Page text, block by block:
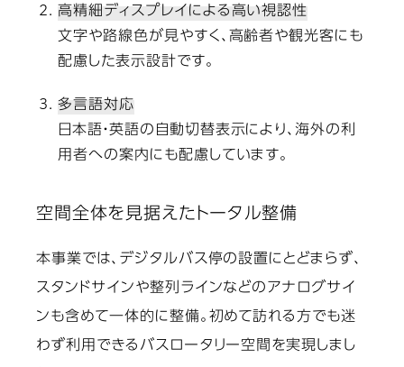
高精細ディスプレイによる高い視認性
文字や路線色が見やすく、高齢者や観光客にも
配慮した表示設計です。
多言語対応
日本語・英語の自動切替表示により、海外の利
用者への案内にも配慮しています。
空間全体を見据えたトータル整備
本事業では、デジタルバス停の設置にとどまらず、
スタンドサインや整列ラインなどのアナログサイ
ンも含めて一体的に整備。初めて訪れる方でも迷
わず利用できるバスロータリー空間を実現しまし